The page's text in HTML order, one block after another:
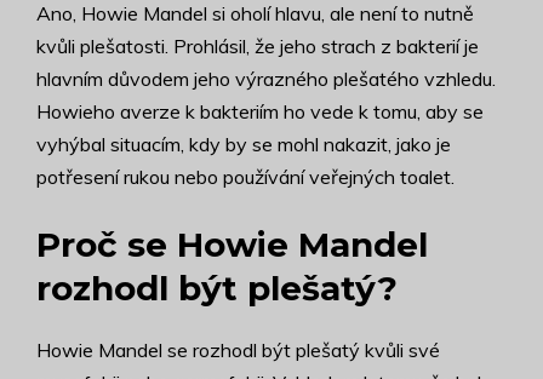
Ano, Howie Mandel si oholí hlavu, ale není to nutně
kvůli plešatosti. Prohlásil, že jeho strach z bakterií je
hlavním důvodem jeho výrazného plešatého vzhledu.
Howieho averze k bakteriím ho vede k tomu, aby se
vyhýbal situacím, kdy by se mohl nakazit, jako je
potřesení rukou nebo používání veřejných toalet.
Proč se Howie Mandel
rozhodl být plešatý?
Howie Mandel se rozhodl být plešatý kvůli své